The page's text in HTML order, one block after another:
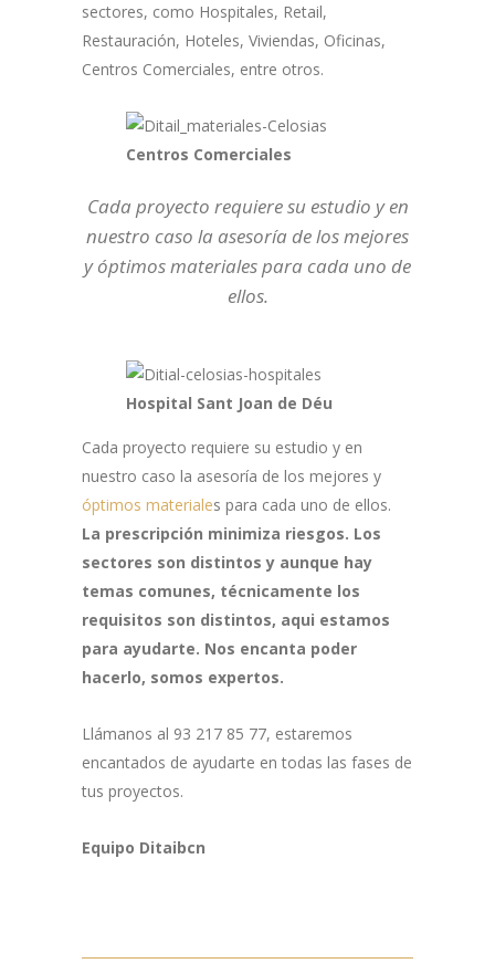
sectores, como Hospitales, Retail,
Restauración, Hoteles, Viviendas, Oficinas,
Centros Comerciales, entre otros.
Centros Comerciales
Cada proyecto requiere su estudio y en
nuestro caso la asesoría de los mejores
y óptimos materiales para cada uno de
ellos.
Hospital Sant Joan de Déu
Cada proyecto requiere su estudio y en
nuestro caso la asesoría de los mejores y
óptimos materiales para cada uno de ellos.
La prescripción minimiza riesgos. Los
sectores son distintos y aunque hay
temas comunes, técnicamente los
requisitos son distintos, aqui estamos
para ayudarte. Nos encanta poder
hacerlo, somos expertos.
Llámanos al 93 217 85 77, estaremos
encantados de ayudarte en todas las fases de
tus proyectos.
Equipo Ditaibcn